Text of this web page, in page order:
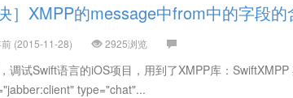
］XMPP的message中from中的字段的
(2015-11-28) 2925浏览
调试Swift语言的iOS项目，用到了XMPP库：SwiftXMPP
type="chat"...